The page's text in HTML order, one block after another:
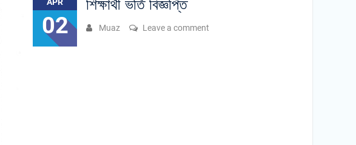
02
শিক্ষার্থী ভর্তি বিজ্ঞপ্তি
Muaz Leave a comment